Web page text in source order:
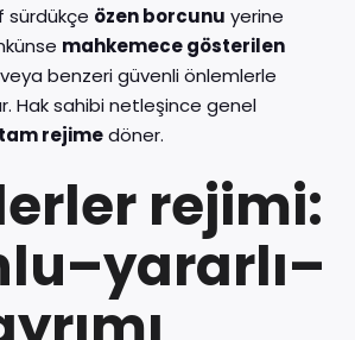
sürdükçe özen borcunu yerine
mahkemece gösterilen
veya benzeri güvenli önlemlerle
Hak sahibi netleşince genel
tam rejimedöner.
rejimi: